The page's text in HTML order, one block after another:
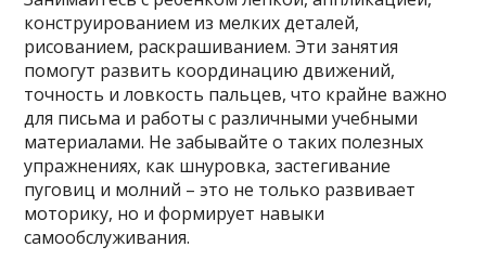
конструированием из мелких деталей,
рисованием, раскрашиванием. Эти занятия
помогут развить координацию движений,
точность и ловкость пальцев, что крайне важно
для письма и работы с различными учебными
материалами. Не забывайте о таких полезных
упражнениях, как шнуровка, застегивание
пуговиц и молний – это не только развивает
моторику, но и формирует навыки
самообслуживания.